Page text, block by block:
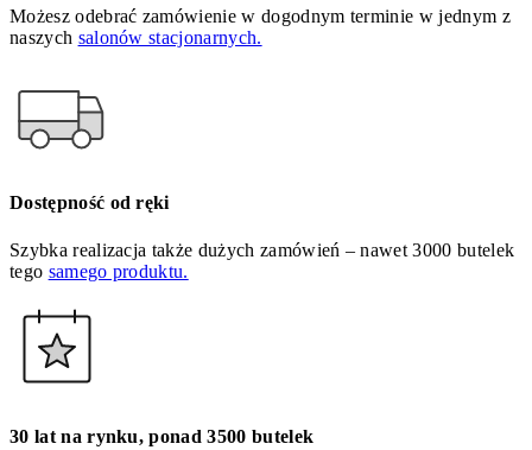
Możesz odebrać zamówienie w dogodnym terminie w jednym z
naszych salonów stacjonarnych.
Dostępność od ręki
Szybka realizacja także dużych zamówień – nawet 3000 butelek
tego samego produktu.
30 lat na rynku, ponad 3500 butelek